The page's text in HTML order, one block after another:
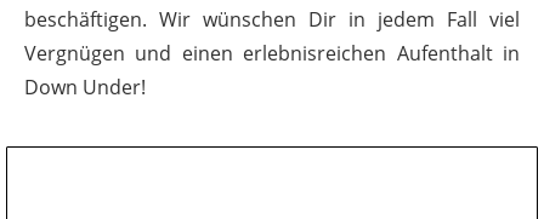
beschäftigen. Wir wünschen Dir in jedem Fall viel
Vergnügen und einen erlebnisreichen Aufenthalt in
Down Under!